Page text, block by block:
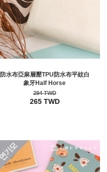
防水布亞麻層壓TPU防水布平紋白
象牙Half Horse
294 TWD
265 TWD